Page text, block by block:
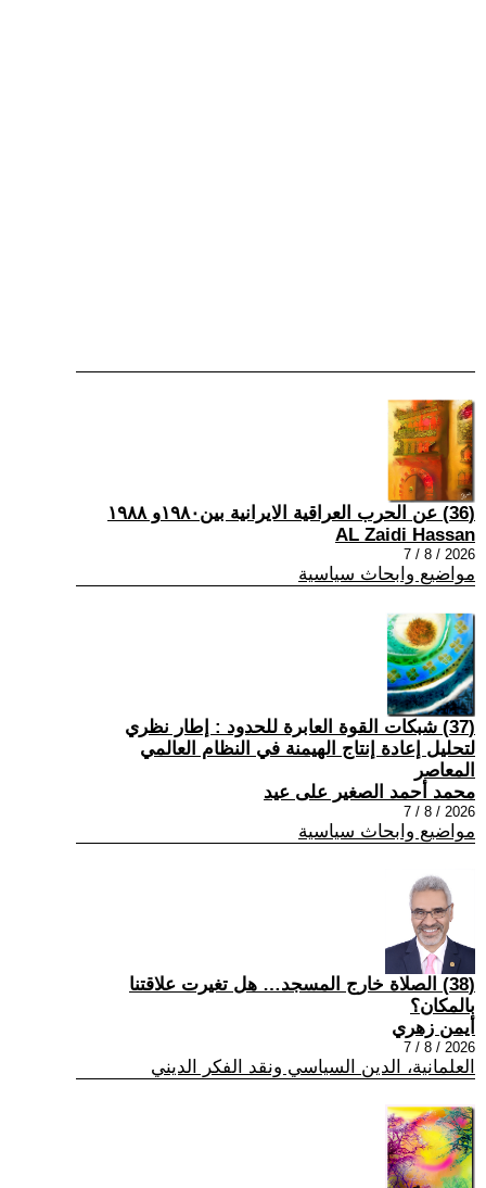
(36) عن الحرب العراقية الايرانية بين١٩٨٠و ١٩٨٨
AL Zaidi Hassan
2026 / 8 / 7
مواضيع وابحاث سياسية
(37) شبكات القوة العابرة للحدود : إطار نظري
لتحليل إعادة إنتاج الهيمنة في النظام العالمي
المعاصر
محمد أحمد الصغير على عيد
2026 / 8 / 7
مواضيع وابحاث سياسية
(38) الصلاة خارج المسجد… هل تغيرت علاقتنا
بالمكان؟
أيمن زهري
2026 / 8 / 7
العلمانية، الدين السياسي ونقد الفكر الديني